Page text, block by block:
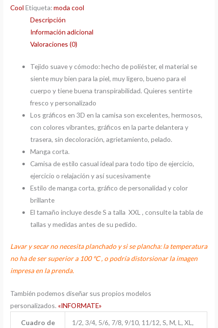
Cool Etiqueta:moda cool
Descripción
Información adicional
Valoraciones (0)
Tejido suave y cómodo: hecho de poliéster, el material se
siente muy bien para la piel, muy ligero, bueno para el
cuerpo y tiene buena transpirabilidad. Quieres sentirte
fresco y personalizado
Los gráficos en 3D en la camisa son excelentes, hermosos,
con colores vibrantes, gráficos en la parte delantera y
trasera, sin decoloración, agrietamiento, pelado.
Manga corta.
Camisa de estilo casual ideal para todo tipo de ejercicio,
ejercicio o relajación y así sucesivamente
Estilo de manga corta, gráfico de personalidad y color
brillante
El tamaño incluye desde S a talla XXL , consulte la tabla de
tallas y medidas antes de su pedido.
Lavar y secar no necesita planchado y si se plancha: la temperatura
no ha de ser superior a 100 ºC , o podría distorsionar la imagen
impresa en la prenda.
También podemos diseñar sus propios modelos
personalizados. «INFORMATE»
Cuadro de
1/2, 3/4, 5/6, 7/8, 9/10, 11/12, S, M, L, XL,